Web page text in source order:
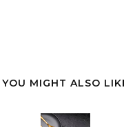
YOU MIGHT ALSO